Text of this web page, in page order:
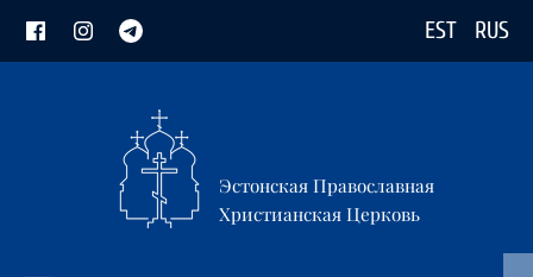
EST RUS
Эстонская Православная
Христианская Церковь